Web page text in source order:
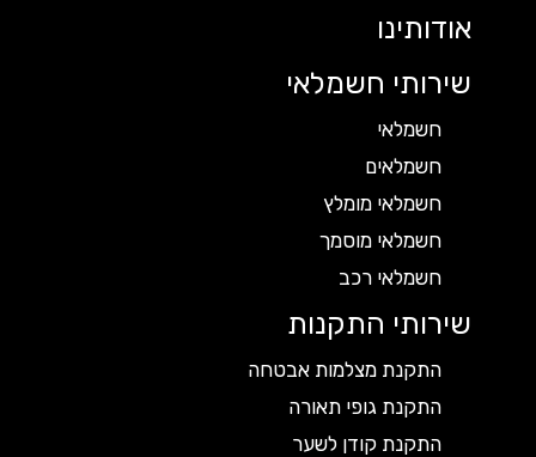
אודותינו
שירותי חשמלאי
חשמלאי
חשמלאים
חשמלאי מומלץ
חשמלאי מוסמך
חשמלאי רכב
שירותי התקנות
התקנת מצלמות אבטחה
התקנת גופי תאורה
התקנת קודן לשער